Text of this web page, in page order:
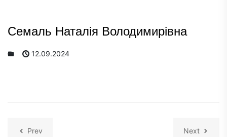
Семаль Наталія Володимирівна
12.09.2024
Prev Next